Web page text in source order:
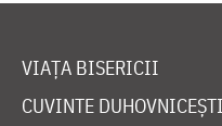
VIAȚA BISERICII
CUVINTE DUHOVNICEȘTI